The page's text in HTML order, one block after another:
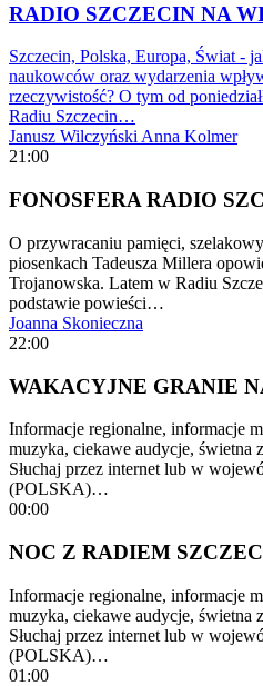
RADIO SZCZECIN NA
Szczecin, Polska, Europa, Świat -
naukowców oraz wydarzenia
rzeczywistość? O tym od
Radiu Szczecin…
Janusz WilczyńskiAnna Kolmer
21:00
FONOSFERA RADIO
O przywracaniu pamięci,
piosenkach Tadeusza Millera
Trojanowska. Latem w Radiu
podstawie powieści…
Joanna Skonieczna
22:00
WAKACYJNE GRANIE
Informacje regionalne, informacje
muzyka, ciekawe audycje, świetna
Słuchaj przez internet lub w
(POLSKA)…
00:00
NOC Z RADIEM
Informacje regionalne, informacje
muzyka, ciekawe audycje, świetna
Słuchaj przez internet lub w
(POLSKA)…
01:00